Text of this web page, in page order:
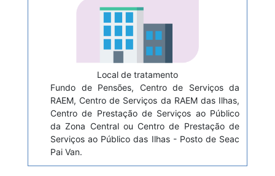
Local de tratamento
Fundo de Pensões, Centro de Serviços da
RAEM, Centro de Serviços da RAEM das Ilhas,
Centro de Prestação de Serviços ao Público
da Zona Central ou Centro de Prestação de
Serviços ao Público das Ilhas - Posto de Seac
Pai Van.